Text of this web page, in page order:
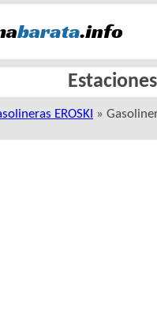
EROSKI »